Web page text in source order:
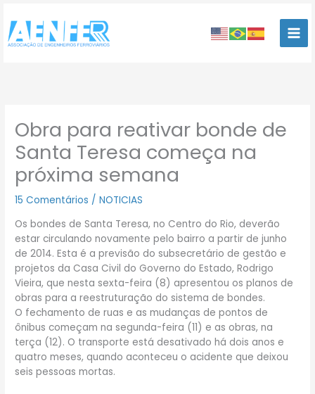
para
conteúdo
Obra para reativar bonde de
Santa Teresa começa na
próxima semana
15 Comentários /NOTICIAS
Os bondes de Santa Teresa, no Centro do Rio, deverão
estar circulando novamente pelo bairro a partir de junho
de 2014. Esta é a previsão do subsecretário de gestão e
projetos da Casa Civil do Governo do Estado, Rodrigo
Vieira, que nesta sexta-feira (8) apresentou os planos de
obras para a reestruturação do sistema de bondes.
O fechamento de ruas e as mudanças de pontos de
ônibus começam na segunda-feira (11) e as obras, na
terça (12). O transporte está desativado há dois anos e
quatro meses, quando aconteceu o acidente que deixou
seis pessoas mortas.